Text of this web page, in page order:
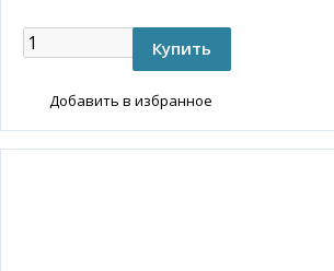
Добавить в избранное